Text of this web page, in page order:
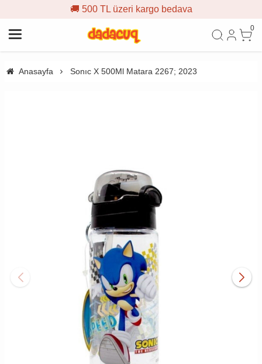
🚚 500 TL üzeri kargo bedava
0
Anasayfa Sonıc X 500Ml Matara 2267; 2023